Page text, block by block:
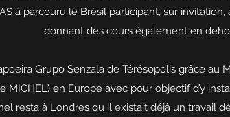
à parcouru le Brésil participant, sur
donnant des cours également en
Grupo Senzala de Térésopolis grâce au
MICHEL) en Europe avec pour objectif d’y
resta à Londres ou il existait déjà un travail